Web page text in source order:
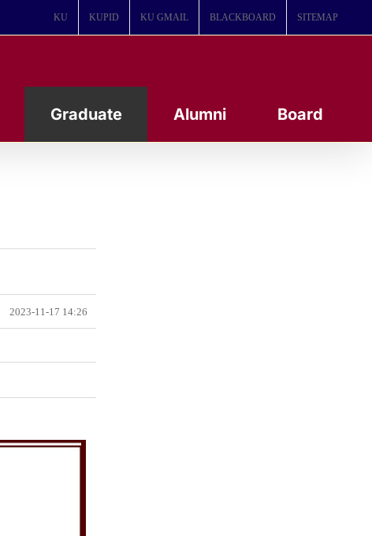
KU KUPID KU GMAIL BLACKBOARD SITEMAP
Graduate Alumni Board
2023-11-17 14:26